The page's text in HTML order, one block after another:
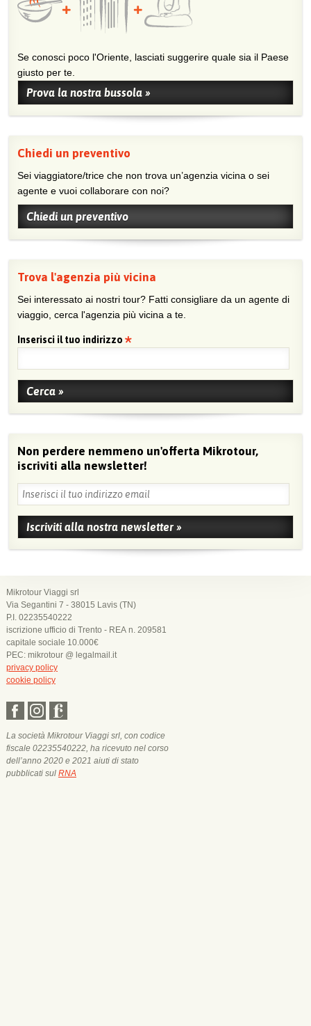
Se conosci poco l'Oriente, lasciati suggerire quale sia il Paese
giusto per te.
Prova la nostra bussola »
Chiedi un preventivo
Sei viaggiatore/trice che non trova un’agenzia vicina o sei
agente e vuoi collaborare con noi?
Chiedi un preventivo
Trova l'agenzia più vicina
Sei interessato ai nostri tour? Fatti consigliare da un agente di
viaggio, cerca l'agenzia più vicina a te.
Inserisci il tuo indirizzo
Non perdere nemmeno un'offerta Mikrotour,
iscriviti alla newsletter!
Mikrotour Viaggi srl
Via Segantini 7 - 38015 Lavis (TN)
P.I. 02235540222
iscrizione ufficio di Trento - REA n. 209581
capitale sociale 10.000€
PEC: mikrotour @ legalmail.it
privacy policy
cookie policy
La società Mikrotour Viaggi srl, con codice
fiscale 02235540222, ha ricevuto nel corso
dell’anno 2020 e 2021 aiuti di stato
pubblicati sul RNA